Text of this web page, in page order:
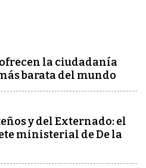
ofrecen la ciudadanía
barata del mundo
y del Externado: el
ministerial de De la